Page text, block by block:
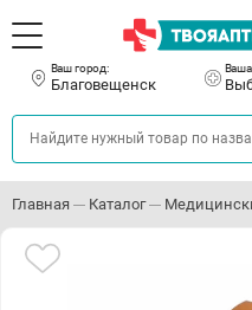
Ваш город:
Благовещенск
Ваша
Главная Каталог